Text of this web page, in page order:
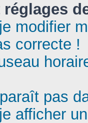
réglages
modifier
correcte !
pas
afficher